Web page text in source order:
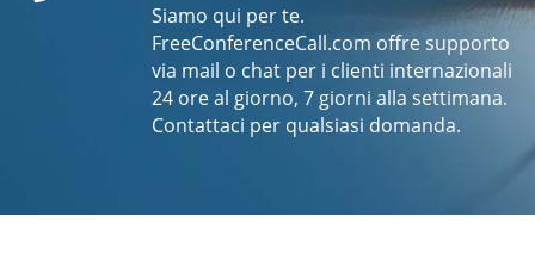
Siamo qui per te.
FreeConferenceCall.com offre supporto
via mail o chat per i clienti internazionali
24 ore al giorno, 7 giorni alla settimana.
Contattaci per qualsiasi domanda.